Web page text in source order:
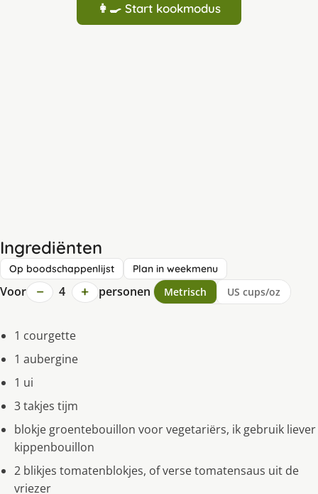
👩‍🍳 Start kookmodus
Ingrediënten
Op boodschappenlijst Plan in weekmenu
Voor − 4 + personen Metrisch US cups/oz
1 courgette
1 aubergine
1 ui
3 takjes tijm
blokje groentebouillon voor vegetariërs, ik gebruik liever
kippenbouillon
2 blikjes tomatenblokjes, of verse tomatensaus uit de
vriezer